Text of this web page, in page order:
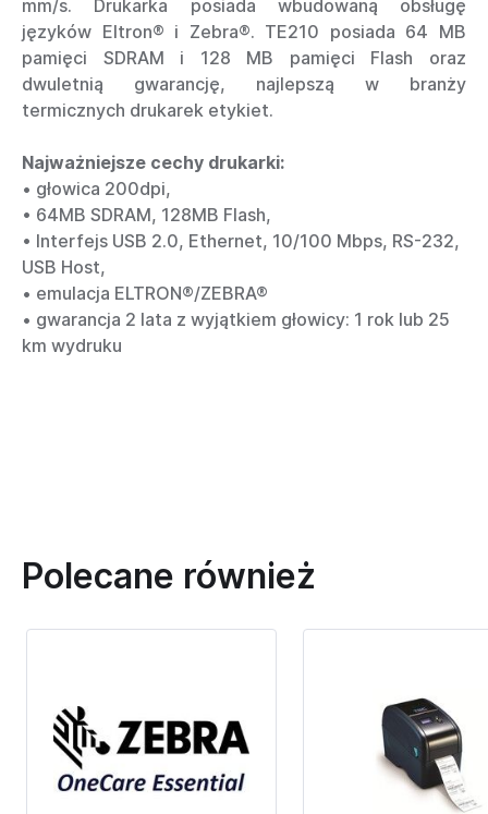
mm/s. Drukarka posiada wbudowaną obsługę
języków Eltron® i Zebra®. TE210 posiada 64 MB
pamięci SDRAM i 128 MB pamięci Flash oraz
dwuletnią gwarancję, najlepszą w branży
termicznych drukarek etykiet.
Najważniejsze cechy drukarki:
• głowica 200dpi,
• 64MB SDRAM, 128MB Flash,
• Interfejs USB 2.0, Ethernet, 10/100 Mbps, RS-232,
USB Host,
• emulacja ELTRON®/ZEBRA®
• gwarancja 2 lata z wyjątkiem głowicy: 1 rok lub 25
km wydruku
Polecane również